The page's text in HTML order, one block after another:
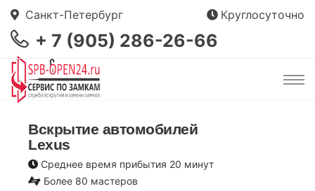
Санкт-Петербург Круглосуточно
+ 7 (905) 286-26-66
Вскрытие автомобилей
Lexus
Среднее время прибытия 20 минут
Более 80 мастеров